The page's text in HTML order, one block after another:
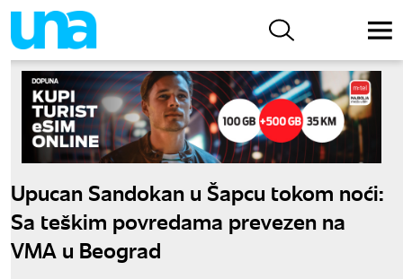
Upucan Sandokan u Šapcu tokom noći:
Sa teškim povredama prevezen na
VMA u Beograd